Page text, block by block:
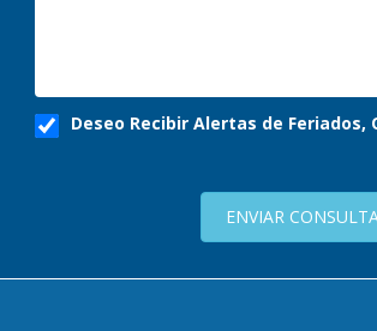
Deseo Recibir Alertas de
ENVIAR